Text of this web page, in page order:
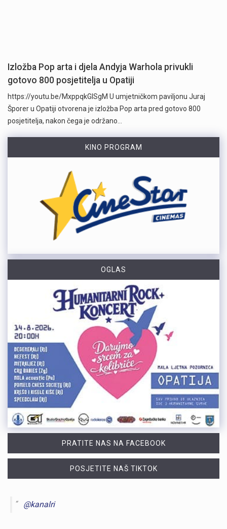
Izložba Pop arta i djela Andyja Warhola privukli
gotovo 800 posjetitelja u Opatiji
https://youtu.be/MxppqkGISgM U umjetničkom paviljonu Juraj
Šporer u Opatiji otvorena je izložba Pop arta pred gotovo 800
posjetitelja, nakon čega je održano…
KINO PROGRAM
OGLAS
PRATITE NAS NA FACEBOOK
POSJETITE NAŠ TIKTOK
@kanalri